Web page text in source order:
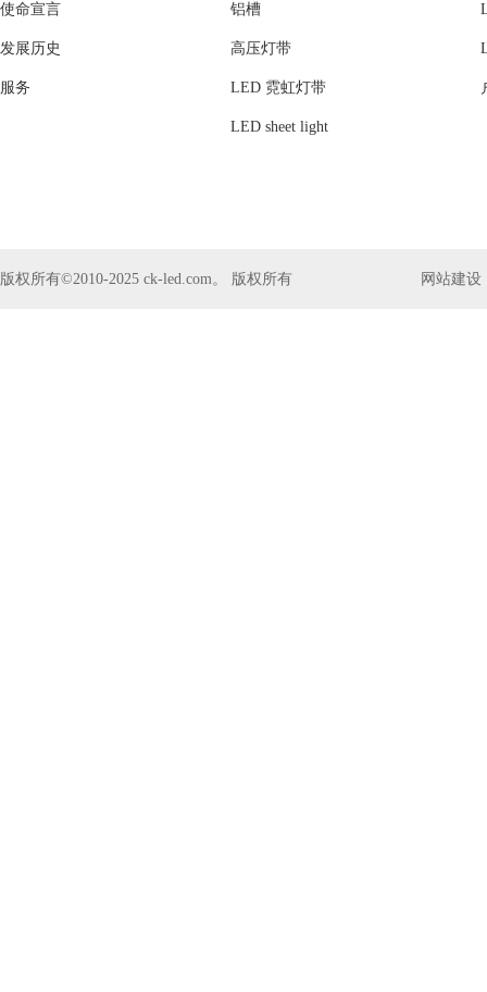
使命宣言
发展历史
服务
铝槽
高压灯带
LED 霓虹灯带
LED sheet light
版权所有©2010-2025 ck-led.com。 版权所有 网站建设